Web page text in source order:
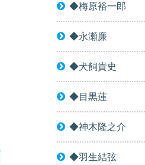
◆梅原裕一郎
◆永瀬廉
◆犬飼貴史
◆目黒蓮
◆神木隆之介
◆羽生結弦